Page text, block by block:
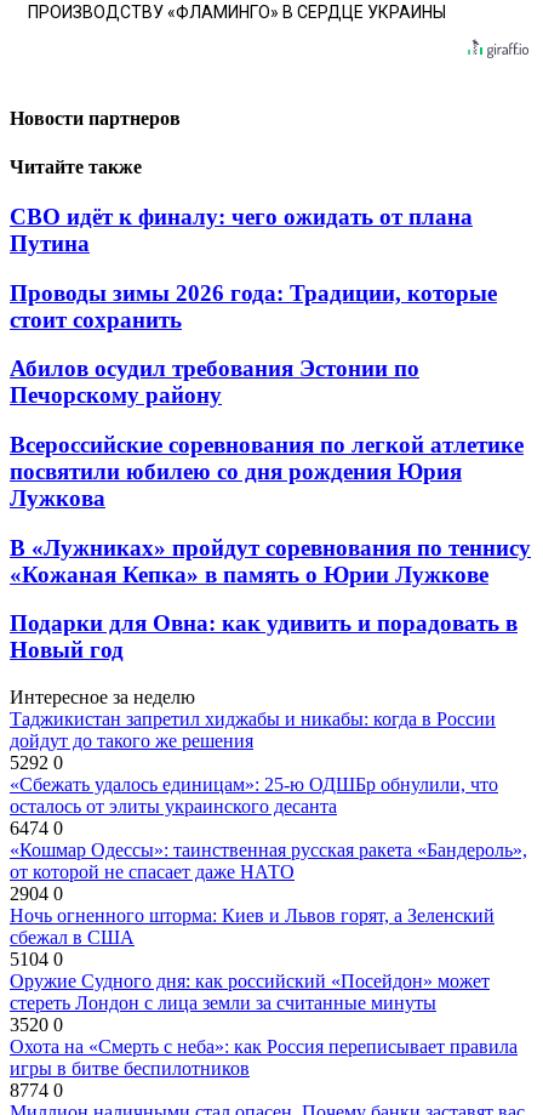
ПРОИЗВОДСТВУ «ФЛАМИНГО» В СЕРДЦЕ УКРАИНЫ
Новости партнеров
Читайте также
СВО идёт к финалу: чего ожидать от плана
Путина
Проводы зимы 2026 года: Традиции, которые
стоит сохранить
Абилов осудил требования Эстонии по
Печорскому району
Всероссийские соревнования по легкой атлетике
посвятили юбилею со дня рождения Юрия
Лужкова
В «Лужниках» пройдут соревнования по теннису
«Кожаная Кепка» в память о Юрии Лужкове
Подарки для Овна: как удивить и порадовать в
Новый год
Интересное за неделю
Таджикистан запретил хиджабы и никабы: когда в России
дойдут до такого же решения
5292 0
«Сбежать удалось единицам»: 25-ю ОДШБр обнулили, что
осталось от элиты украинского десанта
6474 0
«Кошмар Одессы»: таинственная русская ракета «Бандероль»,
от которой не спасает даже НАТО
2904 0
Ночь огненного шторма: Киев и Львов горят, а Зеленский
сбежал в США
5104 0
Оружие Судного дня: как российский «Посейдон» может
стереть Лондон с лица земли за считанные минуты
3520 0
Охота на «Смерть с неба»: как Россия переписывает правила
игры в битве беспилотников
8774 0